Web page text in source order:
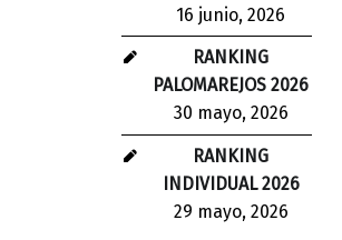
16 junio, 2026
RANKING
PALOMAREJOS 2026
30 mayo, 2026
RANKING
INDIVIDUAL 2026
29 mayo, 2026